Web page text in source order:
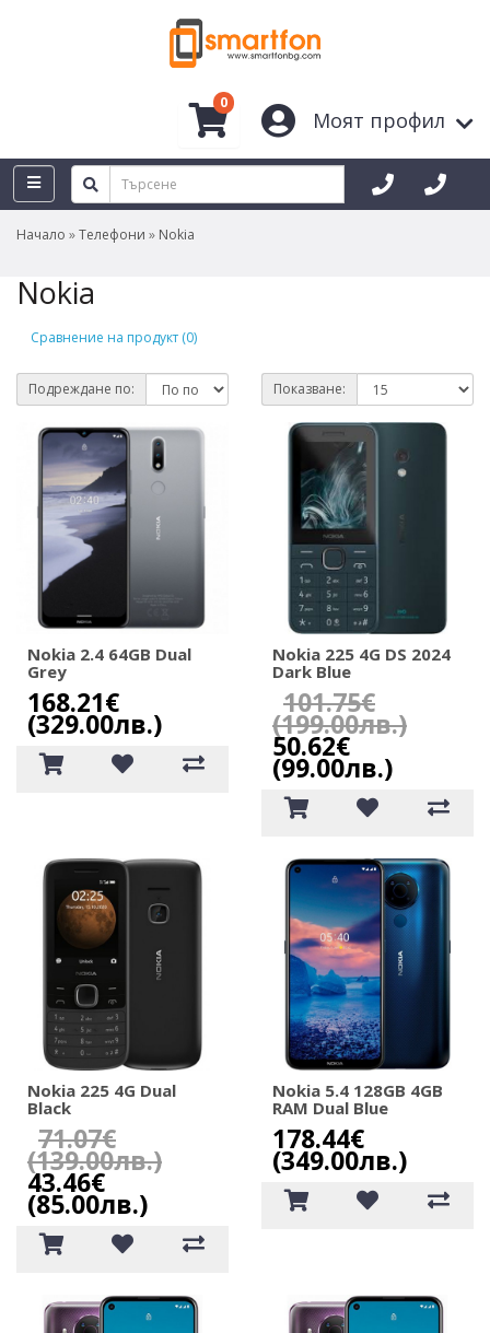
Моят профил
0
Начало Телефони Nokia
Nokia
Сравнение на продукт (0)
Подреждане по: Показване:
Nokia 2.4 64GB Dual
Grey
168.21€
(329.00лв.)
Nokia 225 4G DS 2024
Dark Blue
101.75€
(199.00лв.)
50.62€
(99.00лв.)
Nokia 225 4G Dual
Black
71.07€
(139.00лв.)
43.46€
(85.00лв.)
Nokia 5.4 128GB 4GB
RAM Dual Blue
178.44€
(349.00лв.)